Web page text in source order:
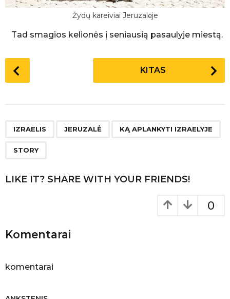
Žydų kareiviai Jeruzalėje
Tad smagios kelionės į seniausią pasaulyje miestą.
o
a
n
KITAS
IZRAELIS JERUZALĖ KĄ APLANKYTI IZRAELYJE
STORY
LIKE IT? SHARE WITH YOUR FRIENDS!
0
Komentarai
komentarai